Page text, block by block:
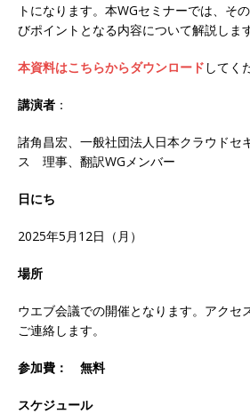
トになります。本WGセミナーでは、そ
びポイントとなる内容について解説します
本資料はこちらからダウンロード してく
講演者 ：
諸角昌宏、一般社団法人日本クラウドセ
ス 理事、翻訳WGメンバー
日にち
2025年5月12日（月）
場所
ウエブ会議での開催となります。アクセ
ご連絡します。
参加費： 無料
スケジュール